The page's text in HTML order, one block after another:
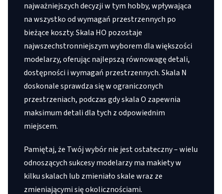
najważniejszych decyzji w tym hobby, wpływająca
na wszystko od wymagań przestrzennych po
bieżące koszty. Skala HO pozostaje
najwszechstronniejszym wyborem dla większości
modelarzy, oferując najlepszą równowagę detali,
dostępności i wymagań przestrzennych. Skala N
doskonale sprawdza się w ograniczonych
przestrzeniach, podczas gdy skala O zapewnia
maksimum detali dla tych z odpowiednim
miejscem.
Pamiętaj, że Twój wybór nie jest ostateczny – wielu
odnoszących sukcesy modelarzy ma makiety w
kilku skalach lub zmieniało skale wraz ze
zmieniającymi się okolicznościami.